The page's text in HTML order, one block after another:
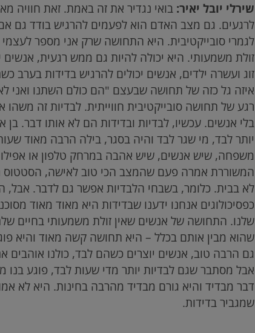
שירלי יובל יאיר: בואי נגדיר את זה באמת. זאת חוויה
לרגעים. גם מצב האדם הוא לפעמים להרגיש בודד גם
לגמרי סובייקטיבית. היא התחושה שרק אני מספר
זולת משמעותי. היא יכולה להיות גם ממש רגעית,
זוג ועשרה ילדים, אנשים יכולים להרגיש בדידות בערב
איזה גל כזה של תחושה שבעצם "הם כולם השתנו ואני
רגע של תחושה סובייקטיבית חווייתית. לבדיות זה
בלי אנשים. עכשיו, לבדיות ובדידות הם לא אותו דבר.
יותר לבד, מי שגר לבד והיה בסגר, בילה הרבה מאוד
משפחה, שיש אנשים, שיש אהבה במרחק טלפון או אפילו
המשוררת אמרה פעם שהמצב הכי טוב לאישה, הסטטוס
לא בבית. כלומר, בשבחי הלבדיות אפשר גם לדבר.
כפסיכולוגים אנחנו ידענו שבדידות היא מאוד מאוד
שלנו. התחושה של אנשים שאין זולת משמעותי בחיים
שהוא מבין אותם בכלל – היא תחושה קשה מאוד והיא
גם הרבה טוב, אנשים יוצרים כשהם לבד, כולנו
אבל מסתבר שגם לבדיות יותר מדי שעות לבד, פוגע
דבר מבדיד והיא גורם מבדיד מהרבה בחינות. היא לא
שמגביר בדידות.